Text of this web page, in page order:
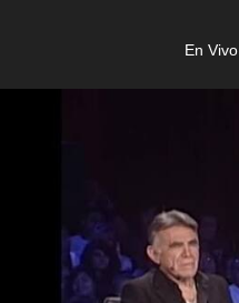
En Vivo